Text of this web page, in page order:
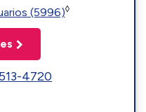
(5996)◊
4720